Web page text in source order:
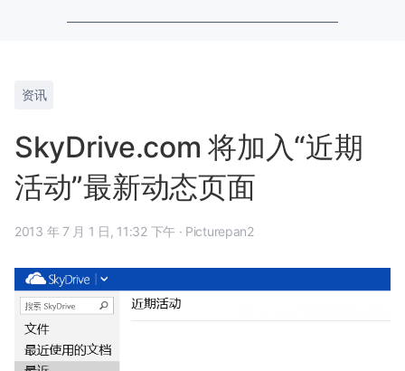
资讯
SkyDrive.com 将加入“近期
活动”最新动态页面
2013 年 7 月 1 日, 11:32 下午 · Picturepan2